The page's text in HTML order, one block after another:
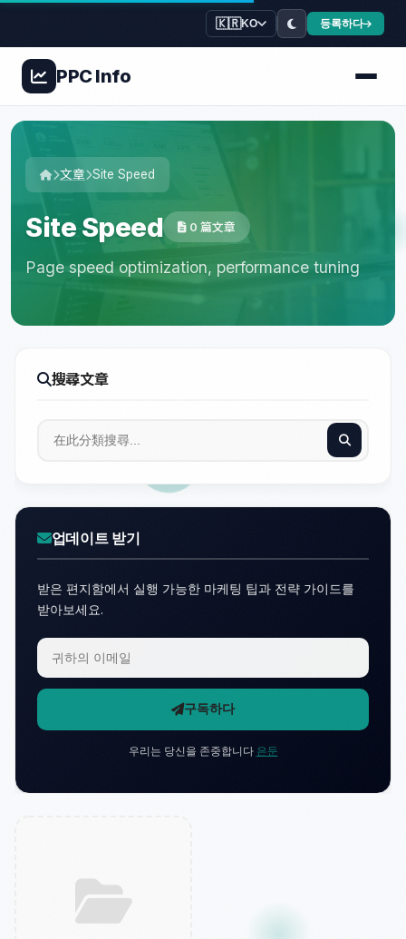
🇰🇷KO 등록하다
PPCInfo
文章 Site Speed
Site Speed 0 篇文章
Page speed optimization, performance tuning
搜尋文章
업데이트 받기
받은 편지함에서 실행 가능한 마케팅 팁과 전략 가이드를
받아보세요.
구독하다
우리는 당신을 존중합니다 은둔